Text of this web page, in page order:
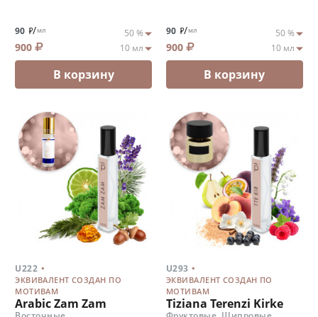
90 /мл
900
В корзину
90 /мл
900
В корзину
U222 .
ЭКВИВАЛЕНТ СОЗДАН ПО
МОТИВАМ
Arabic Zam Zam
U293 .
ЭКВИВАЛЕНТ СОЗДАН ПО
МОТИВАМ
Tiziana Terenzi Kirke